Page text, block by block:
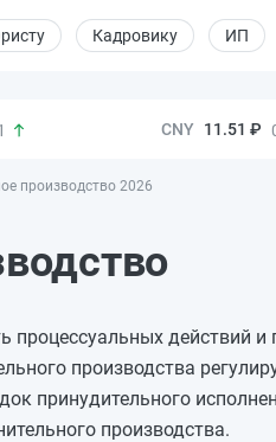
Кадровику ИП
11.51 ₽
производство 2026
процессуальных действий
производства
принудительного
производства.